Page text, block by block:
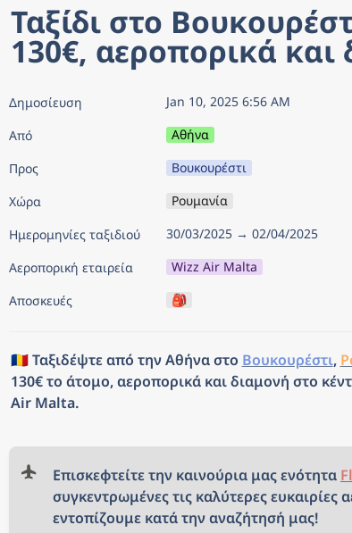
Ταξίδι στο
130€, αεροπορικά και
Δημοσίευση
Jan 10, 2025 6:56 AM
Από
Αθήνα
Προς
Βουκουρέστι
Χώρα
Ρουμανία
Ημερομηνίες ταξιδιού
30/03/2025 → 02/04/2025
Αεροπορική εταιρεία
Wizz Air Malta
Αποσκευές
🎒
🇷🇴 Ταξιδέψτε από την Αθήνα στο Βουκουρέστι,
130€ το άτομο, αεροπορικά και διαμονή στο
Air Malta.
Επισκεφτείτε την καινούρια μας ενότητα
συγκεντρωμένες τις καλύτερες ευκαιρίες
εντοπίζουμε κατά την αναζήτησή μας!